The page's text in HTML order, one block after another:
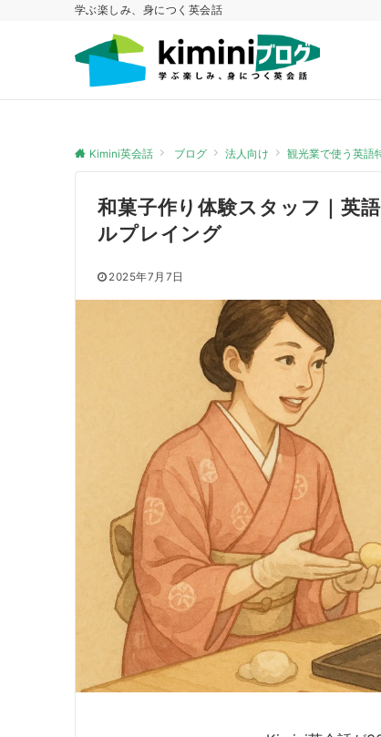
学ぶ楽しみ、身につく英会話
Kimini英会話 ブログ 法人向け 観光業で使う英語
和菓子作り体験スタッフ｜英
ルプレイング
2025年7月7日